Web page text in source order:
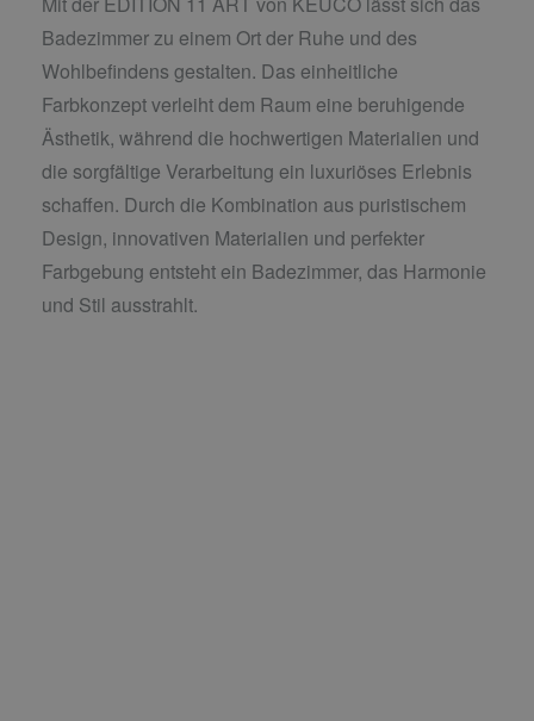
Badezimmer zu einem Ort der Ruhe und des
Wohlbefindens gestalten. Das einheitliche
Farbkonzept verleiht dem Raum eine beruhigende
Ästhetik, während die hochwertigen Materialien und
die sorgfältige Verarbeitung ein luxuriöses Erlebnis
schaffen. Durch die Kombination aus puristischem
Design, innovativen Materialien und perfekter
Farbgebung entsteht ein Badezimmer, das Harmonie
und Stil ausstrahlt.